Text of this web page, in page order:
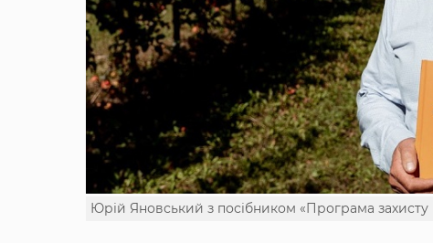
Юрій Яновський з посібником «Програма захисту